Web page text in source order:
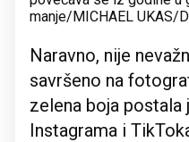
manje/MICHAEL UKAS/
Naravno, nije
savršeno na
zelena boja
Instagrama i